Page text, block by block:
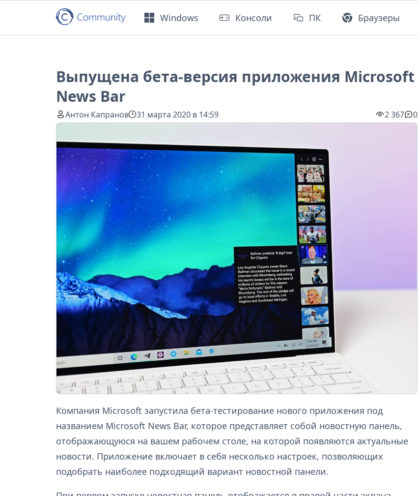
Windows Консоли ПК Браузеры
Выпущена бета-версия приложения Microsoft
News Bar
Антон Капранов 31 марта 2020 в 14:59 2 367 0
Компания Microsoft запустила бета-тестирование нового приложения под
названием Microsoft News Bar, которое представляет собой новостную панель,
отображающуюся на вашем рабочем столе, на которой появляются актуальные
новости. Приложение включает в себя несколько настроек, позволяющих
подобрать наиболее подходящий вариант новостной панели.